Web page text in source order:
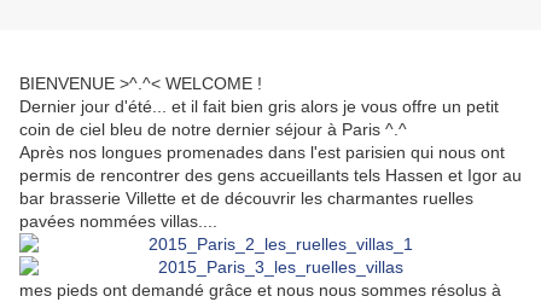
BIENVENUE >^.^< WELCOME !
Dernier jour d'été... et il fait bien gris alors je vous offre un petit
coin de ciel bleu de notre dernier séjour à Paris ^.^
Après nos longues promenades dans l'est parisien qui nous ont
permis de rencontrer des gens accueillants tels Hassen et Igor au
bar brasserie Villette et de découvrir les charmantes ruelles
pavées nommées villas....
mes pieds ont demandé grâce et nous nous sommes résolus à